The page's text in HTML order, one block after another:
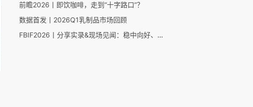
前瞻2026丨即饮咖啡，走到“十字路口”？
数据首发丨2026Q1乳制品市场回顾
FBIF2026丨分享实录&现场见闻：稳中向好、大有可为